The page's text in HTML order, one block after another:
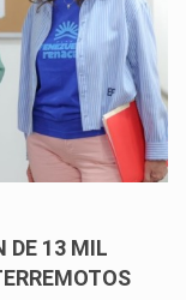
DE 13 MIL